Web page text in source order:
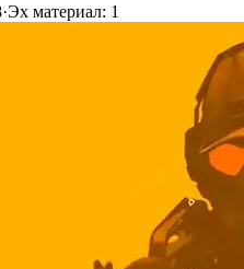
·Эх материал: 1